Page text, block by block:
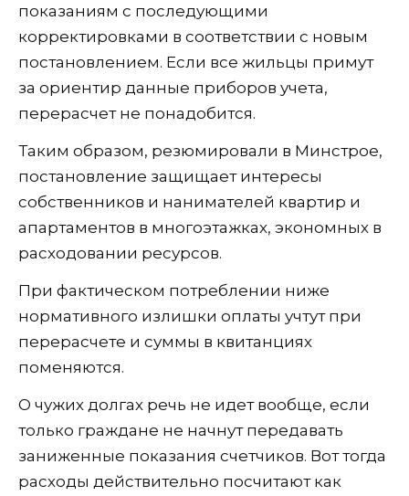
показаниям с последующими
корректировками в соответствии с новым
постановлением. Если все жильцы примут
за ориентир данные приборов учета,
перерасчет не понадобится.
Таким образом, резюмировали в Минстрое,
постановление защищает интересы
собственников и нанимателей квартир и
апартаментов в многоэтажках, экономных в
расходовании ресурсов.
При фактическом потреблении ниже
нормативного излишки оплаты учтут при
перерасчете и суммы в квитанциях
поменяются.
О чужих долгах речь не идет вообще, если
только граждане не начнут передавать
заниженные показания счетчиков. Вот тогда
расходы действительно посчитают как